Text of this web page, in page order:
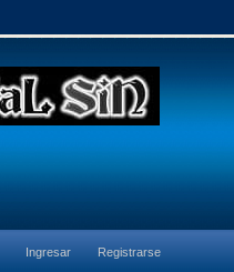
Ingresar Registrarse